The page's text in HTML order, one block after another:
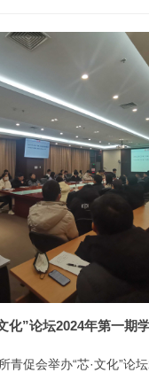
化”论坛2024年第一期
青促会举办“芯·文化”论